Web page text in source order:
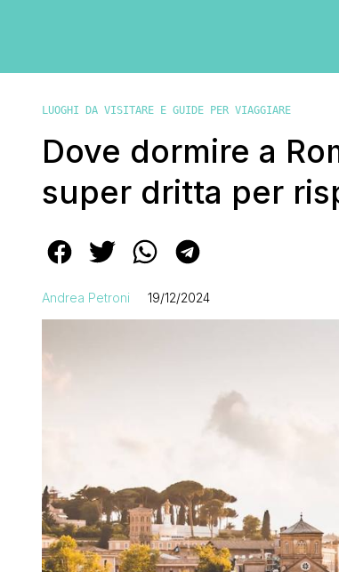
LUOGHI DA VISITARE E GUIDE PER VIAGGIARE
Dove dormire a
super dritta per
Andrea Petroni 19/12/2024